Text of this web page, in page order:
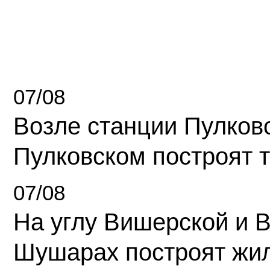
07/08
Возле станции
Пулковском построят
07/08
На углу Вишерской и
Шушарах построят